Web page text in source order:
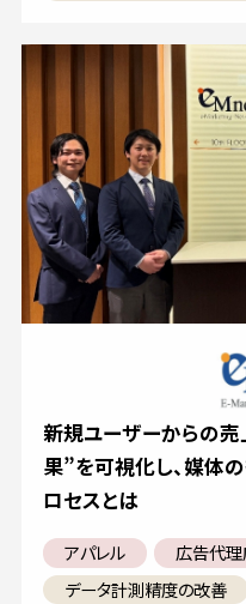
新規ユーザーからの
果”を可視化し、媒体
ロセスとは
アパレル
広告代理
データ計測精度の改善